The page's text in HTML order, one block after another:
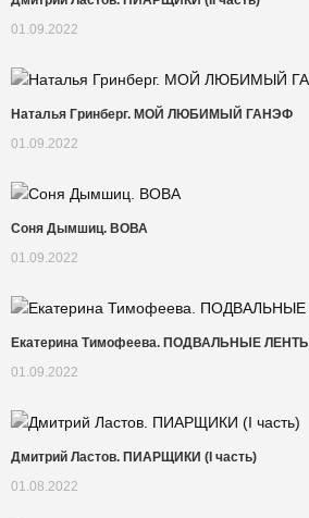
01.09.2022
Наталья Гринберг. МОЙ ЛЮБИМЫЙ ГАНЭФ
01.09.2022
Соня Дымшиц. ВОВА
01.09.2022
Екатерина Тимофеева. ПОДВАЛЬНЫЕ ЛЕНТЫ
01.09.2022
Дмитрий Ластов. ПИАРЩИКИ (I часть)
01.08.2022